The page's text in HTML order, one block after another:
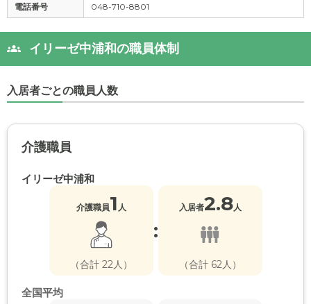
電話番号 048-710-8801
イリーゼ中浦和の職員体制
入居者ごとの職員人数
介護職員
イリーゼ中浦和
介護職員1 人
（合計 22人）
:
入居者2.8人
（合計 62人）
全国平均